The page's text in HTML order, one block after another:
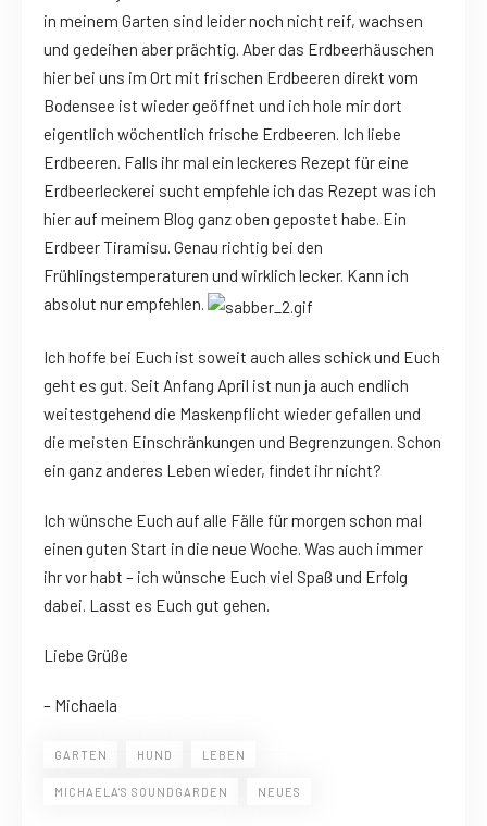
in meinem Garten sind leider noch nicht reif, wachsen
und gedeihen aber prächtig. Aber das Erdbeerhäuschen
hier bei uns im Ort mit frischen Erdbeeren direkt vom
Bodensee ist wieder geöffnet und ich hole mir dort
eigentlich wöchentlich frische Erdbeeren. Ich liebe
Erdbeeren. Falls ihr mal ein leckeres Rezept für eine
Erdbeerleckerei sucht empfehle ich das Rezept was ich
hier auf meinem Blog ganz oben gepostet habe. Ein
Erdbeer Tiramisu. Genau richtig bei den
Frühlingstemperaturen und wirklich lecker. Kann ich
absolut nur empfehlen.
Ich hoffe bei Euch ist soweit auch alles schick und Euch
geht es gut. Seit Anfang April ist nun ja auch endlich
weitestgehend die Maskenpflicht wieder gefallen und
die meisten Einschränkungen und Begrenzungen. Schon
ein ganz anderes Leben wieder, findet ihr nicht?
Ich wünsche Euch auf alle Fälle für morgen schon mal
einen guten Start in die neue Woche. Was auch immer
ihr vor habt – ich wünsche Euch viel Spaß und Erfolg
dabei. Lasst es Euch gut gehen.
Liebe Grüße
– Michaela
GARTEN HUND LEBEN
MICHAELA'S SOUNDGARDEN NEUES